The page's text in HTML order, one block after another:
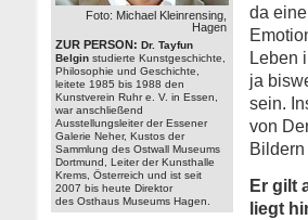
Foto: Michael Kleinrensing,
Hagen
ZUR PERSON: Dr. Tayfun
Belgin studierte Kunstgeschichte,
Philosophie und Geschichte,
leitete 1985 bis 1988 den
Kunstverein Ruhr e. V. in Essen
war anschließend
Ausstellungsleiter der Essener
Galerie Neher, Kustos der
Sammlung des Ostwall Museums
Dortmund, Leiter derKunsthalle
Krems , Österreich und ist seit
2007 bis heute Direktor
des Osthaus Museums Hagen
da
Leben
ja
sein.
von
Er gilt
liegt